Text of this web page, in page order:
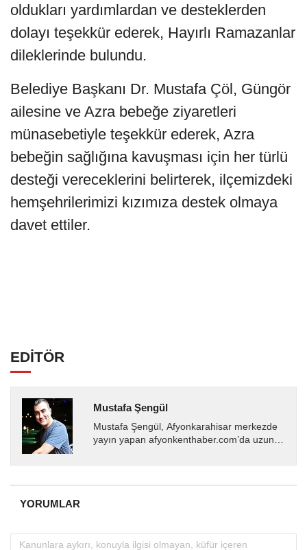
oldukları yardımlardan ve desteklerden
dolayı teşekkür ederek, Hayırlı Ramazanlar
dileklerinde bulundu.
Belediye Başkanı Dr. Mustafa Çöl, Güngör
ailesine ve Azra bebeğe ziyaretleri
münasebetiyle teşekkür ederek, Azra
bebeğin sağlığına kavuşması için her türlü
desteği vereceklerini belirterek, ilçemizdeki
hemşehrilerimizi kızımıza destek olmaya
davet ettiler.
EDİTÖR
Mustafa Şengül
Mustafa Şengül, Afyonkarahisar merkezde
yayın yapan afyonkenthaber.com’da uzun
almakta, haber akışı...
YORUMLAR